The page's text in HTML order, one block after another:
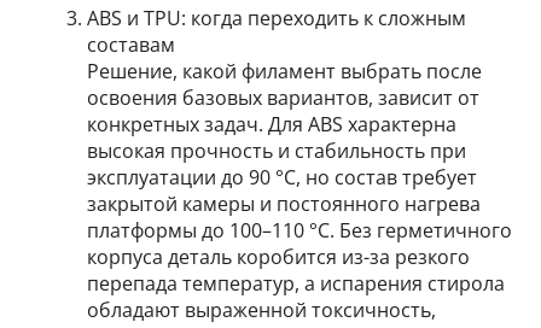
ABS и TPU: когда переходить к сложным
составам
Решение, какой филамент выбрать после
освоения базовых вариантов, зависит от
конкретных задач. Для ABS характерна
высокая прочность и стабильность при
эксплуатации до 90 °C, но состав требует
закрытой камеры и постоянного нагрева
платформы до 100–110 °C. Без герметичного
корпуса деталь коробится из-за резкого
перепада температур, а испарения стирола
обладают выраженной токсичность,